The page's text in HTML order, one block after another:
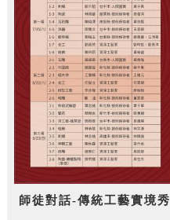
師徒對話-傳統工藝實境秀